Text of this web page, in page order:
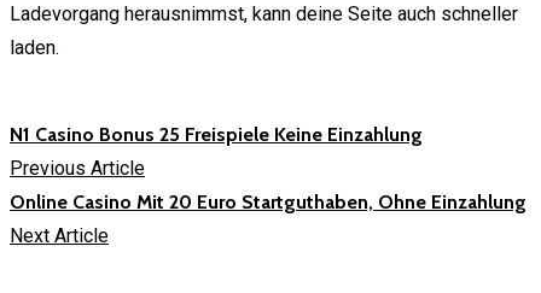
Ladevorgang herausnimmst, kann deine Seite auch schneller
laden.
N1 Casino Bonus 25 Freispiele Keine Einzahlung
Previous Article
Online Casino Mit 20 Euro Startguthaben, Ohne Einzahlung
Next Article